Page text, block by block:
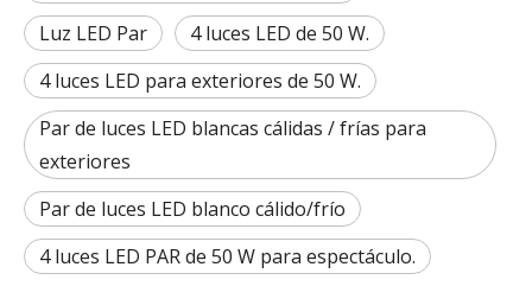
Luz LED Par
4 luces LED de 50 W.
4 luces LED para exteriores de 50 W.
Par de luces LED blancas cálidas / frías para
exteriores
Par de luces LED blanco cálido/frío
4 luces LED PAR de 50 W para espectáculo.